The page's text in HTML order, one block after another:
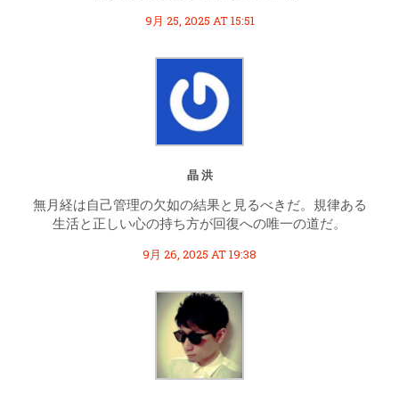
9月 25, 2025 AT 15:51
晶 洪
無月経は自己管理の欠如の結果と見るべきだ。規律ある
生活と正しい心の持ち方が回復への唯一の道だ。
9月 26, 2025 AT 19:38